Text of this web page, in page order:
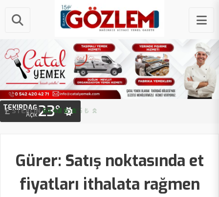
STERLIN 64.48 ₺
TEKIRDAĞ
Açık23°
Gürer: Satış noktasında et
fiyatları ithalata rağmen